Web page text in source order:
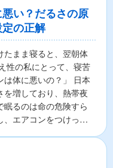
い？だるさの原
の正解
たまま寝ると、翌朝体
性の私にとって、寝苦
は体に悪いの？」 日本
を増しており、熱帯夜
眠るのは命の危険すら
、エアコンをつけっぱ